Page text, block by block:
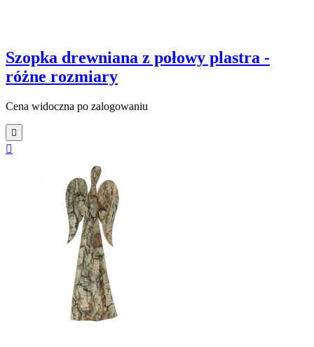
Szopka drewniana z połowy plastra -
różne rozmiary
Cena widoczna po zalogowaniu

